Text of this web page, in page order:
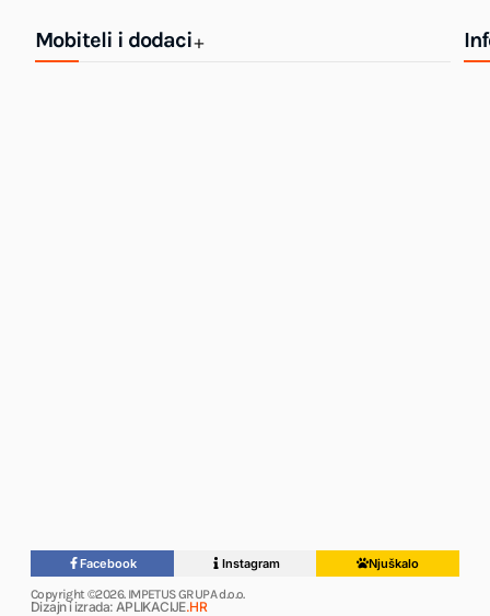
Facebook Instagram
Njuškalo
Copyright ©2026. IMPETUS GRUPA d.o.o.
Dizajn i izrada: APLIKACIJE.HR
Mobiteli i dodaci+